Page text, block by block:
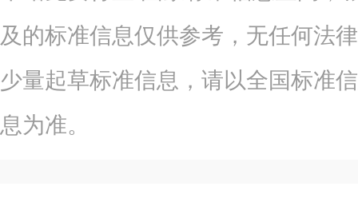
及的标准信息仅供参考，无任何法
少量起草标准信息，请以全国标准
息为准。